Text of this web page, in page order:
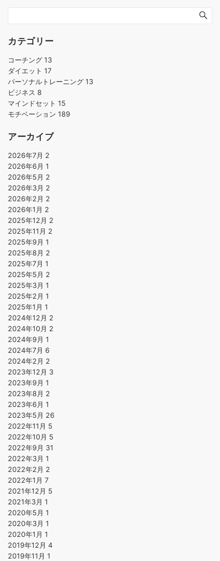
シ
カテゴリー
コーチング 13
ダイエット 17
パーソナルトレーニング 13
ビジネス 8
マインドセット 15
モチベーション 189
アーカイブ
2026年7月 2
2026年6月 1
2026年5月 2
2026年3月 2
2026年2月 2
2026年1月 2
2025年12月 2
2025年11月 2
2025年9月 1
2025年8月 2
2025年7月 1
2025年5月 2
2025年3月 1
2025年2月 1
2025年1月 1
2024年12月 2
2024年10月 2
2024年9月 1
2024年7月 6
2024年2月 2
2023年12月 3
2023年9月 1
2023年8月 2
2023年6月 1
2023年5月 26
2022年11月 5
2022年10月 5
2022年9月 31
2022年3月 1
2022年2月 2
2022年1月 7
2021年12月 5
2021年3月 1
2020年5月 1
2020年3月 1
2020年1月 1
2019年12月 4
2019年11月 1